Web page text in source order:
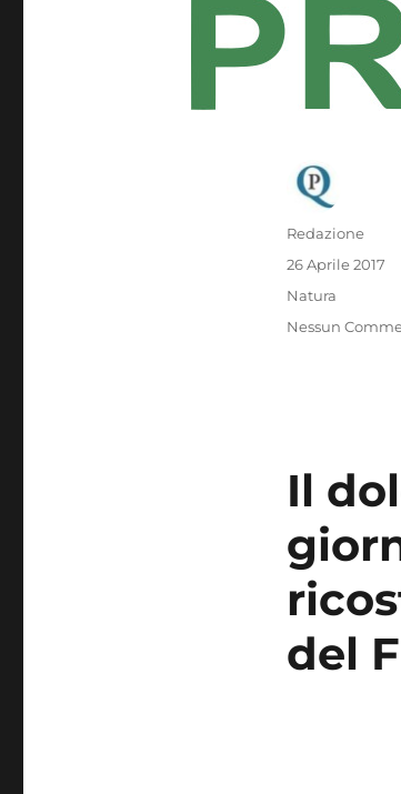
Autore
Redazione
Pubblicato
26 Aprile 2017
Categorie
Natura
Nessun
Il
del